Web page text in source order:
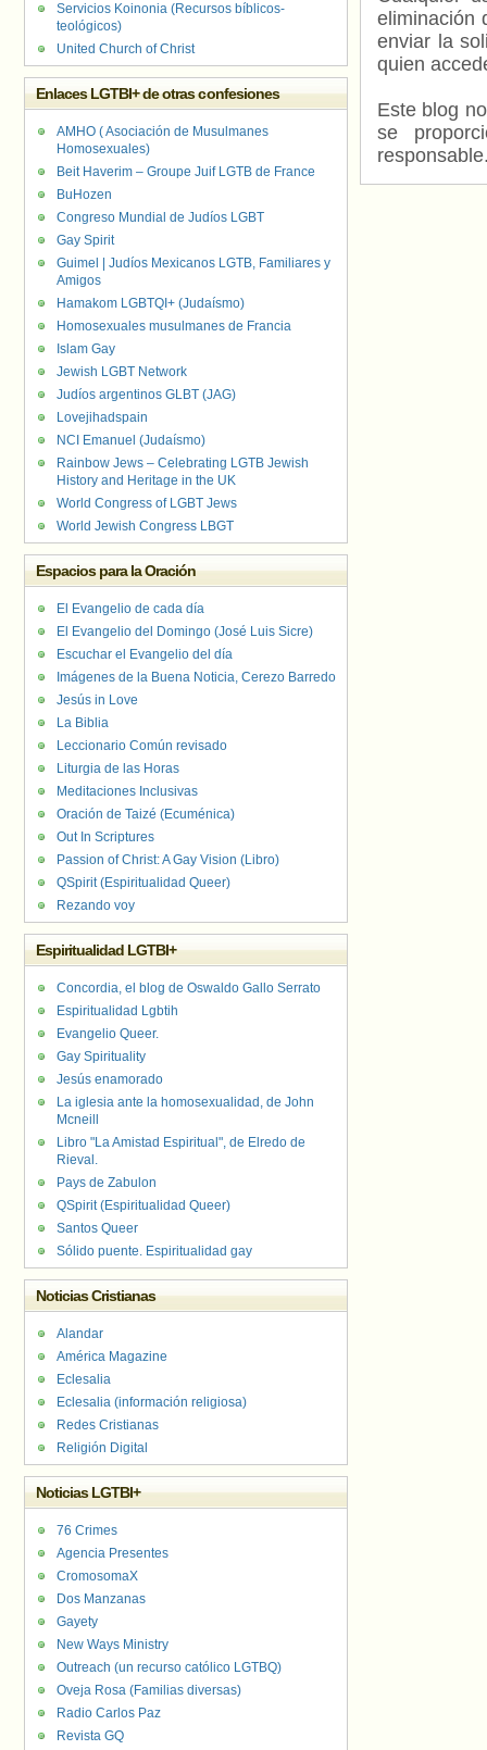
eliminación
enviar la
quien
Este blog
se
Servicios Koinonia (Recursos bíblicos-
teológicos)
United Church of Christ
Enlaces LGTBI+ de otras confesiones
AMHO ( Asociación de Musulmanes
Homosexuales)
Beit Haverim – Groupe Juif LGTB de France
BuHozen
Congreso Mundial de Judíos LGBT
Gay Spirit
Guimel | Judíos Mexicanos LGTB, Familiares y
Amigos
Hamakom LGBTQI+ (Judaísmo)
Homosexuales musulmanes de Francia
Islam Gay
Jewish LGBT Network
Judíos argentinos GLBT (JAG)
Lovejihadspain
NCI Emanuel (Judaísmo)
Rainbow Jews – Celebrating LGTB Jewish
History and Heritage in the UK
World Congress of LGBT Jews
World Jewish Congress LBGT
Espacios para la Oración
El Evangelio de cada día
El Evangelio del Domingo (José Luis Sicre)
Escuchar el Evangelio del día
Imágenes de la Buena Noticia, Cerezo Barredo
Jesús in Love
La Biblia
Leccionario Común revisado
Liturgia de las Horas
Meditaciones Inclusivas
Oración de Taizé (Ecuménica)
Out In Scriptures
Passion of Christ: A Gay Vision (Libro)
QSpirit (Espiritualidad Queer)
Rezando voy
Espiritualidad LGTBI+
Concordia, el blog de Oswaldo Gallo Serrato
Espiritualidad Lgbtih
Evangelio Queer.
Gay Spirituality
Jesús enamorado
La iglesia ante la homosexualidad, de John
Mcneill
Libro "La Amistad Espiritual", de Elredo de
Rieval.
Pays de Zabulon
QSpirit (Espiritualidad Queer)
Santos Queer
Sólido puente. Espiritualidad gay
Noticias Cristianas
Alandar
América Magazine
Eclesalia
Eclesalia (información religiosa)
Redes Cristianas
Religión Digital
Noticias LGTBI+
76 Crimes
Agencia Presentes
CromosomaX
Dos Manzanas
Gayety
New Ways Ministry
Outreach (un recurso católico LGTBQ)
Oveja Rosa (Familias diversas)
Radio Carlos Paz
Revista GQ